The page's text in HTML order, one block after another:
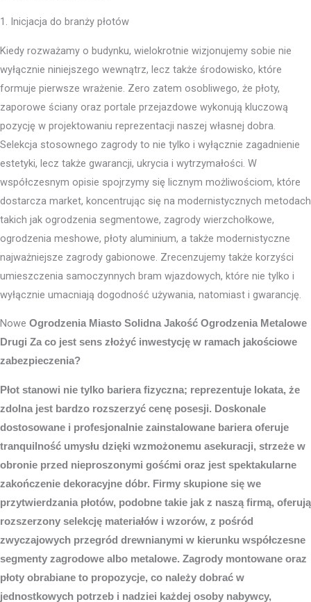
1. Inicjacja do branży płotów
Kiedy rozważamy o budynku, wielokrotnie wizjonujemy sobie nie
wyłącznie niniejszego wewnątrz, lecz także środowisko, które
formuje pierwsze wrażenie. Zero zatem osobliwego, że płoty,
zaporowe ściany oraz portale przejazdowe wykonują kluczową
pozycję w projektowaniu reprezentacji naszej własnej dobra.
Selekcja stosownego zagrody to nie tylko i wyłącznie zagadnienie
estetyki, lecz także gwarancji, ukrycia i wytrzymałości. W
współczesnym opisie spojrzymy się licznym możliwościom, które
dostarcza market, koncentrując się na modernistycznych metodach
takich jak ogrodzenia segmentowe, zagrody wierzchołkowe,
ogrodzenia meshowe, płoty aluminium, a także modernistyczne
najważniejsze zagrody gabionowe. Zrecenzujemy także korzyści
umieszczenia samoczynnych bram wjazdowych, które nie tylko i
wyłącznie umacniają dogodność używania, natomiast i gwarancję.
Nowe Ogrodzenia Miasto Solidna Jakość Ogrodzenia Metalowe
Drugi Za co jest sens złożyć inwestycję w ramach jakościowe
zabezpieczenia?
Płot stanowi nie tylko bariera fizyczna; reprezentuje lokata, że
zdolna jest bardzo rozszerzyć cenę posesji. Doskonale
dostosowane i profesjonalnie zainstalowane bariera oferuje
tranquilność umysłu dzięki wzmożonemu asekuracji, strzeże w
obronie przed nieproszonymi gośćmi oraz jest spektakularne
zakończenie dekoracyjne dóbr. Firmy skupione się we
przytwierdzania płotów, podobne takie jak z naszą firmą, oferują
rozszerzony selekcję materiałów i wzorów, z pośród
zwyczajowych przegród drewnianymi w kierunku współczesne
segmenty zagrodowe albo metalowe. Zagrody montowane oraz
płoty obrabiane to propozycje, co należy dobrać w
jednostkowych potrzeb i nadziei każdej osoby nabywcy,